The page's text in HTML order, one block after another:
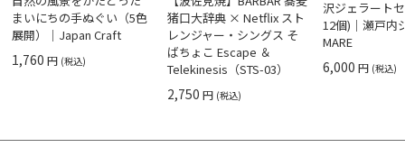
まいにちの手ぬぐい（5色
展開）｜Japan Craft
1,760円 (税込)
猪口大辞典 × Netflix スト
レンジャー・シングス そ
ばちょこ Escape ＆
Telekinesis（STS-03）
2,750円 (税込)
沢ジェラート
12個)｜瀬戸内
MARE
6,000円 (税込)